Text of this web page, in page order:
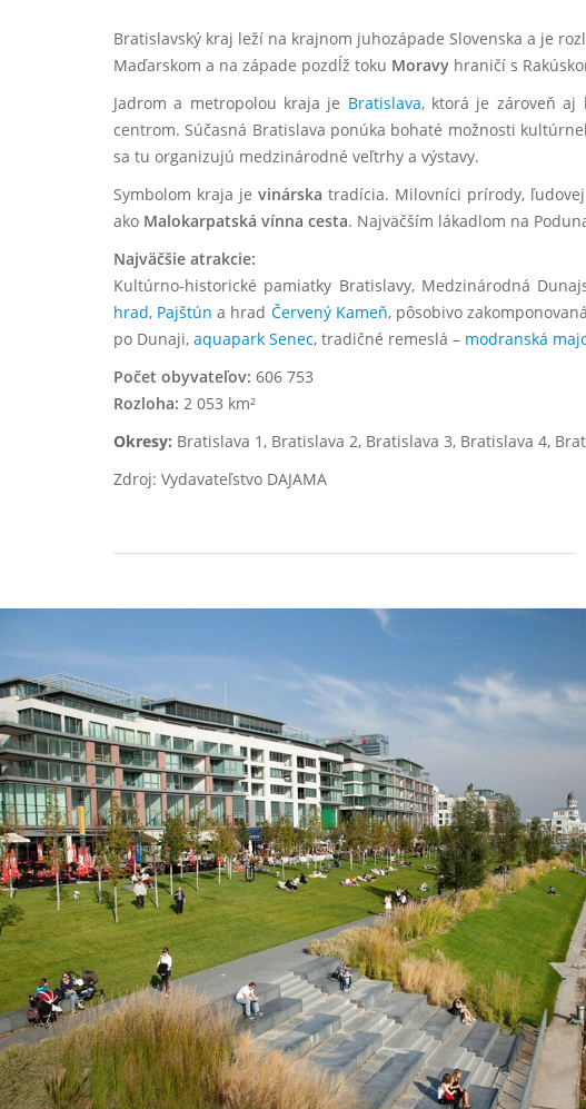
Bratislavský kraj leží na krajnom juhozápade Slovenska a je
Maďarskom a na západe pozdĺž toku Moravy hraničí s
Jadrom a metropolou kraja je Bratislava, ktorá je zároveň aj
centrom. Súčasná Bratislava ponúka bohaté možnosti
sa tu organizujú medzinárodné veľtrhy a výstavy.
Symbolom kraja jevinárska tradícia. Milovníci prírody,
ako Malokarpatská vínna cesta. Najväčším lákadlom na
Najväčšie atrakcie:
Kultúrno-historické pamiatky Bratislavy, Medzinárodná
hrad, Pajštún a hrad Červený Kameň, pôsobivo
po Dunaji, aquapark Senec, tradičné remeslá – modranská
Počet obyvateľov: 606 753
Rozloha: 2 053 km²
Okresy: Bratislava 1, Bratislava 2, Bratislava 3, Bratislava 4,
Zdroj: Vydavateľstvo DAJAMA